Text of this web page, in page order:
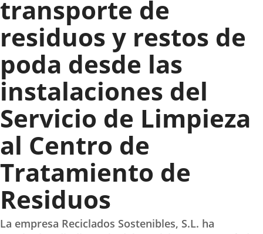
transporte de
residuos y restos de
poda desde las
instalaciones del
Servicio de Limpieza
al Centro de
Tratamiento de
Residuos
La empresa Reciclados Sostenibles, S.L. ha